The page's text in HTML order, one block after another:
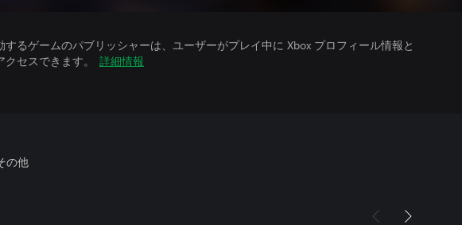
するゲームのパブリッシャーは、ユーザーがプレイ中に Xbox プロフィール情報と
セスできます。
詳細情報
の他